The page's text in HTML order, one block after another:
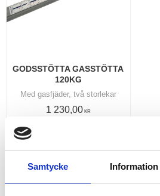
Samtycke Information
GODSSTÖTTA GASSTÖTTA
120KG
Med gasfjäder, två storlekar
1 230,00 KR
INFO
RELATERADE PRODUKTER